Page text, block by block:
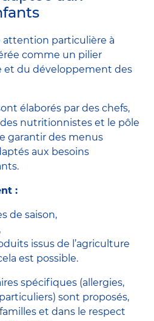
attention particulière à
comme un pilier
et du développement des
élaborés par des chefs,
nutritionnistes et le pôle
garantir des menus
aux besoins
:
de saison,
issus de l’agriculture
est possible.
spécifiques (allergies,
sont proposés,
et dans le respect